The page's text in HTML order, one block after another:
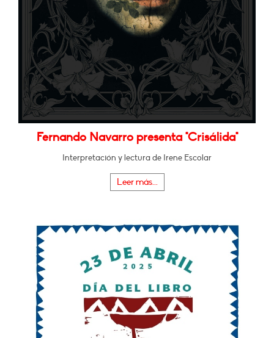
Fernando Navarro presenta "Crisálida"
Interpretación y lectura de Irene Escolar
Leer más...